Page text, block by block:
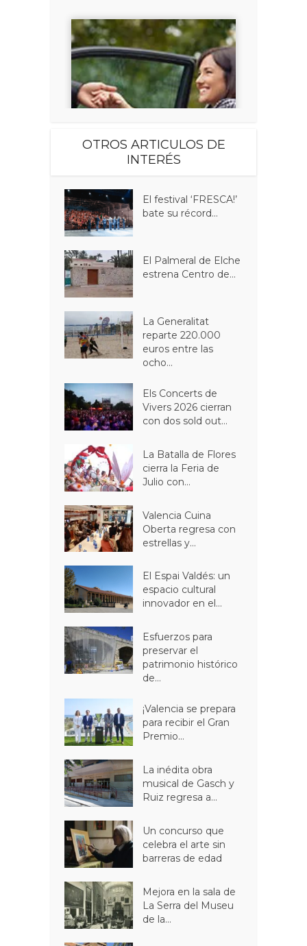
OTROS ARTICULOS DE
INTERÉS
El festival ‘FRESCA!’
bate su récord...
El Palmeral de Elche
estrena Centro de...
La Generalitat
reparte 220.000
euros entre las
ocho...
Els Concerts de
Vivers 2026 cierran
con dos sold out...
La Batalla de Flores
cierra la Feria de
Julio con...
Valencia Cuina
Oberta regresa con
estrellas y...
El Espai Valdés: un
espacio cultural
innovador en el...
Esfuerzos para
preservar el
patrimonio histórico
de...
¡Valencia se prepara
para recibir el Gran
Premio...
La inédita obra
musical de Gasch y
Ruiz regresa a...
Un concurso que
celebra el arte sin
barreras de edad
Mejora en la sala de
La Serra del Museu
de la...